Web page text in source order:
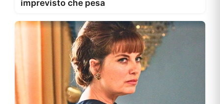
imprevisto che pesa